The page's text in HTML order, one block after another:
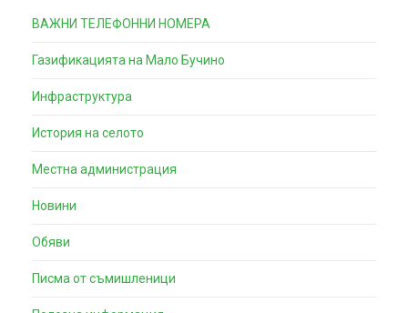
ВАЖНИ ТЕЛЕФОННИ НОМЕРА
Газификацията на Мало Бучино
Инфраструктура
История на селото
Местна администрация
Новини
Обяви
Писма от съмишленици